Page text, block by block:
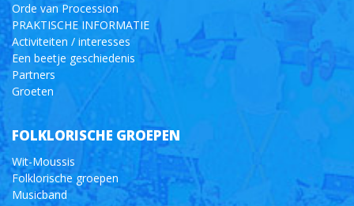
Orde van Procession
PRAKTISCHE INFORMATIE
Activiteiten / interesses
Een beetje geschiedenis
Partners
Groeten
FOLKLORISCHE GROEPEN
Wit-Moussis
Folklorische groepen
Musicband